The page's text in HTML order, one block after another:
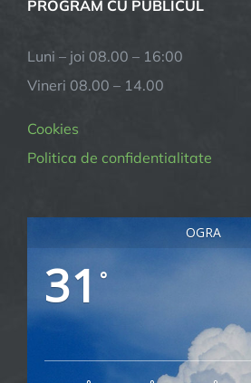
PROGRAM CU PUBLICUL
Luni – joi 08.00 – 16:00
Vineri 08.00 – 14.00
Cookies
Politica de confidentialitate
OGRA
31 °